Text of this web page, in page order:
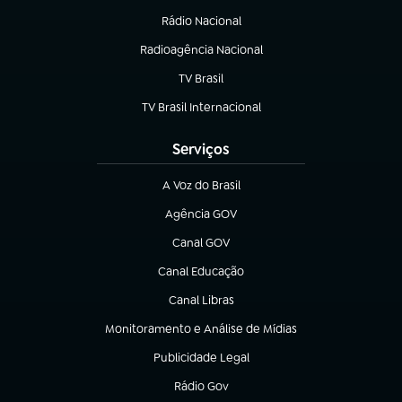
Rádio Nacional
Radioagência Nacional
(abre em nova aba)
TV Brasil
(abre em nova aba)
TV Brasil Internacional
(abre em nova aba)
Serviços
A Voz do Brasil
(abre em nova aba)
Agência GOV
(abre em nova aba)
Canal GOV
(abre em nova aba)
Canal Educação
(abre em nova aba)
Canal Libras
(abre em nova aba)
Monitoramento e Análise de Mídias
(abre em nova aba)
Publicidade Legal
(abre em nova aba)
Rádio Gov
(abre em nova aba)